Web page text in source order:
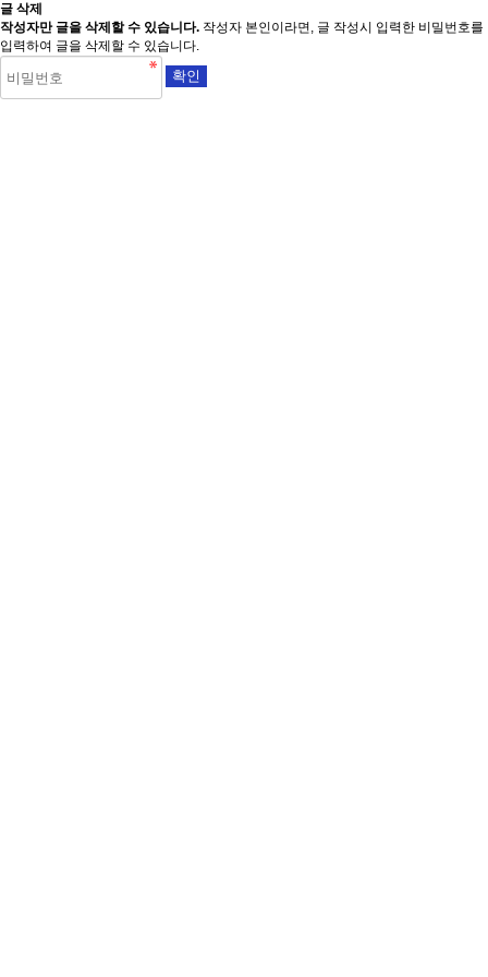
글 삭제
작성자만 글을 삭제할 수 있습니다. 작성자 본인이라면, 글 작성시 입력한 비밀번호를
입력하여 글을 삭제할 수 있습니다.